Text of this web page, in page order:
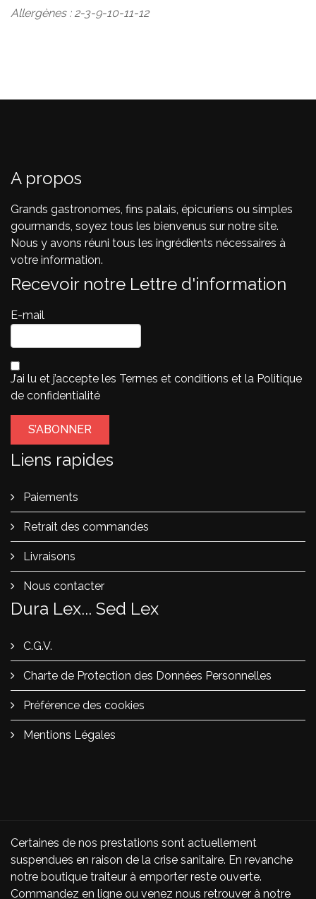
Allergènes : 2-3-9-10-11-12
A propos
Grands gastronomes, fins palais, épicuriens ou simples
gourmands, soyez tous les bienvenus sur notre site.
Nous y avons réuni tous les ingrédients nécessaires à
votre information.
Recevoir notre Lettre d'information
E-mail
J’ai lu et j’accepte les Termes et conditions et la Politique
de confidentialité
Liens rapides
Paiements
Retrait des commandes
Livraisons
Nous contacter
Dura Lex... Sed Lex
C.G.V.
Charte de Protection des Données Personnelles
Préférence des cookies
Mentions Légales
Certaines de nos prestations sont actuellement
suspendues en raison de la crise sanitaire. En revanche
notre boutique traiteur à emporter reste ouverte.
Commandez en ligne ou venez nous retrouver à notre